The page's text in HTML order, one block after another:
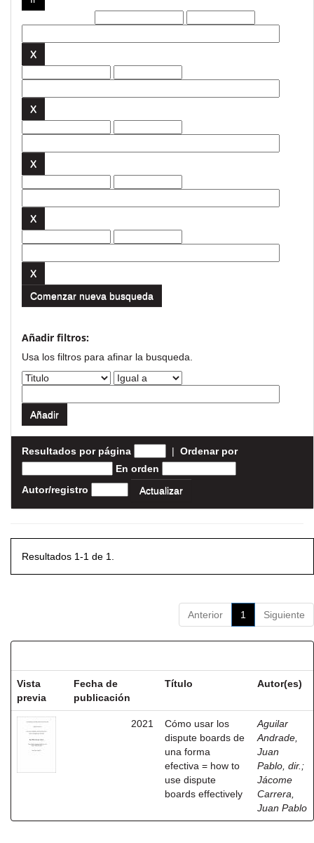
Comenzar nueva busqueda
Añadir filtros:
Usa los filtros para afinar la busqueda.
Resultados por página | Ordenar por
En orden
Autor/registro
Resultados 1-1 de 1.
Anterior 1 Siguiente
Vista
previa
Fecha de
publicación
Título Autor(es)
2021
Cómo usar los
dispute boards de
una forma
efectiva = how to
use dispute
boards effectively
Aguilar
Andrade,
Juan
Pablo, dir. ;
Jácome
Carrera,
Juan Pablo